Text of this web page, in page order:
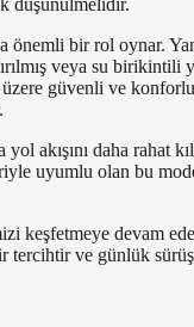
önemli bir rol oynar.
veya su birikintili
üzere güvenli ve
akışını daha rahat
uyumlu olan bu
keşfetmeye devam
tercihtir ve günlük